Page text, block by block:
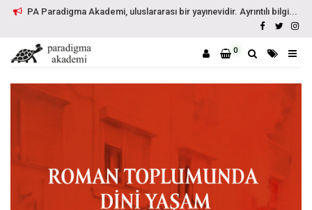
PA Paradigma Akademi, uluslararası bir yayınevidir. Ayrıntılı bilgi...
0